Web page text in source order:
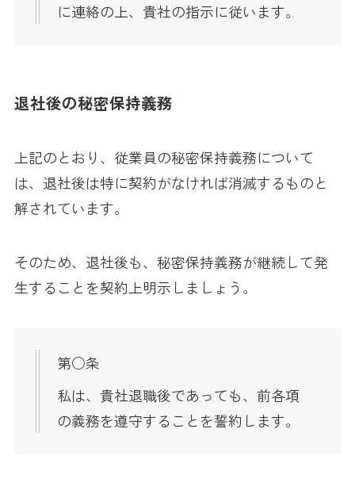
に連絡の上、貴社の指示に従います。
退社後の秘密保持義務
上記のとおり、従業員の秘密保持義務について
は、退社後は特に契約がなければ消滅するものと
解されています。
そのため、退社後も、秘密保持義務が継続して発
生することを契約上明示しましょう。
第○条
私は、貴社退職後であっても、前各項
の義務を遵守することを誓約します。